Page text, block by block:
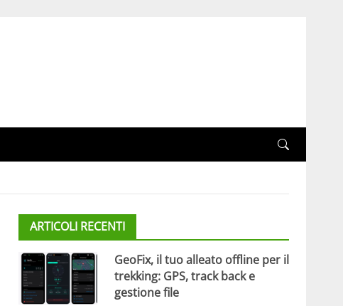
ARTICOLI RECENTI
GeoFix, il tuo alleato offline per il
trekking: GPS, track back e
gestione file